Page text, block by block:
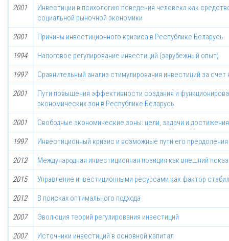
2001
Инвестиции в психологию поведения человека как
социальной рыночной экономики
2001 Причины инвестиционного кризиса в Республике Беларусь
1994 Налоговое регулирование инвестиций (зарубежный опыт)
1997 Сравнительный анализ стимулирования инвестиций за счет
2001
Пути повышения эффективности создания и
экономических зон в Республике Беларусь
2001 Свободные экономические зоны: цели, задачи и достижения
1997 Инвестиционный кризис и возможные пути его преодоления
2012 Международная инвестиционная позиция как внешний
2015 Управление инвестиционными ресурсами как фактор
2012 В поисках оптимального подхода
2007 Эволюция теорий регулирования инвестиций
2007 Источники инвестиций в основной капитал